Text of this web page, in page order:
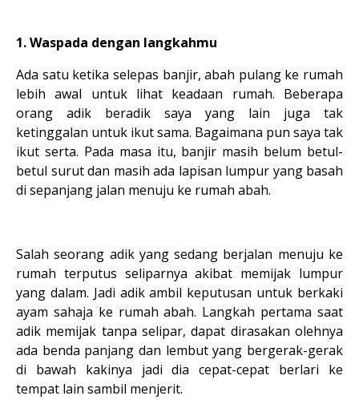
1. Waspada dengan langkahmu
Ada satu ketika selepas banjir, abah pulang ke rumah
lebih awal untuk lihat keadaan rumah. Beberapa
orang adik beradik saya yang lain juga tak
ketinggalan untuk ikut sama. Bagaimana pun saya tak
ikut serta. Pada masa itu, banjir masih belum betul-
betul surut dan masih ada lapisan lumpur yang basah
di sepanjang jalan menuju ke rumah abah.
Salah seorang adik yang sedang berjalan menuju ke
rumah terputus seliparnya akibat memijak lumpur
yang dalam. Jadi adik ambil keputusan untuk berkaki
ayam sahaja ke rumah abah. Langkah pertama saat
adik memijak tanpa selipar, dapat dirasakan olehnya
ada benda panjang dan lembut yang bergerak-gerak
di bawah kakinya jadi dia cepat-cepat berlari ke
tempat lain sambil menjerit.